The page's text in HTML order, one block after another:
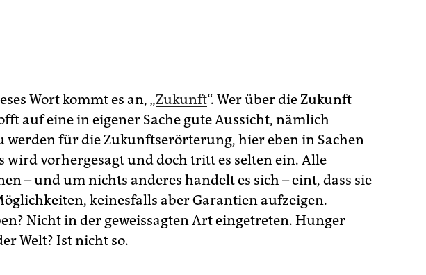
Wort kommt es an, „Zukunft“. Wer über die Zukunft
auf eine in eigener Sache gute Aussicht, nämlich
werden für die Zukunftserörterung, hier eben in Sachen
wird vorhergesagt und doch tritt es selten ein. Alle
– und um nichts anderes handelt es sich – eint, dass sie
keinesfalls aber Garantien aufzeigen.
Nicht in der geweissagten Art eingetreten. Hunger
Welt? Ist nicht so.